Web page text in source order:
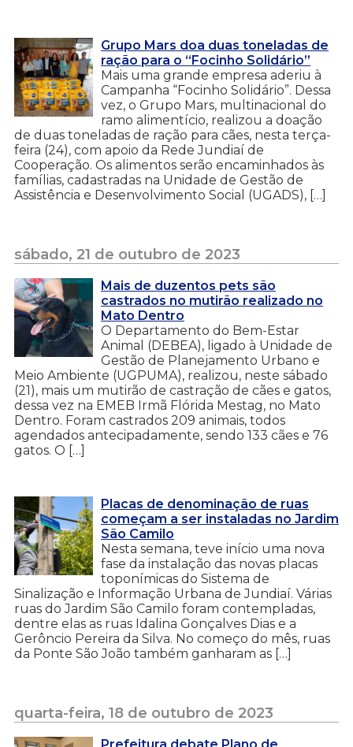
Grupo Mars doa duas toneladas de
ração para o “Focinho Solidário”
Mais uma grande empresa aderiu à
Campanha “Focinho Solidário”. Dessa
vez, o Grupo Mars, multinacional do
ramo alimentício, realizou a doação
de duas toneladas de ração para cães, nesta terça-
feira (24), com apoio da Rede Jundiaí de
Cooperação. Os alimentos serão encaminhados às
famílias, cadastradas na Unidade de Gestão de
Assistência e Desenvolvimento Social (UGADS), […]
sábado, 21 de outubro de 2023
Mais de duzentos pets são
castrados no mutirão realizado no
Mato Dentro
O Departamento do Bem-Estar
Animal (DEBEA), ligado à Unidade de
Gestão de Planejamento Urbano e
Meio Ambiente (UGPUMA), realizou, neste sábado
(21), mais um mutirão de castração de cães e gatos,
dessa vez na EMEB Irmã Flórida Mestag, no Mato
Dentro. Foram castrados 209 animais, todos
agendados antecipadamente, sendo 133 cães e 76
gatos. O […]
Placas de denominação de ruas
começam a ser instaladas no Jardim
São Camilo
Nesta semana, teve início uma nova
fase da instalação das novas placas
toponímicas do Sistema de
Sinalização e Informação Urbana de Jundiaí. Várias
ruas do Jardim São Camilo foram contempladas,
dentre elas as ruas Idalina Gonçalves Dias e a
Gerôncio Pereira da Silva. No começo do mês, ruas
da Ponte São João também ganharam as […]
quarta-feira, 18 de outubro de 2023
Prefeitura debate Plano de